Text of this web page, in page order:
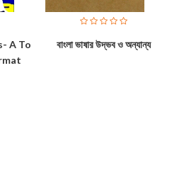
A To
বাংলা ভাষার উদ্ভব ও অন্যান্য